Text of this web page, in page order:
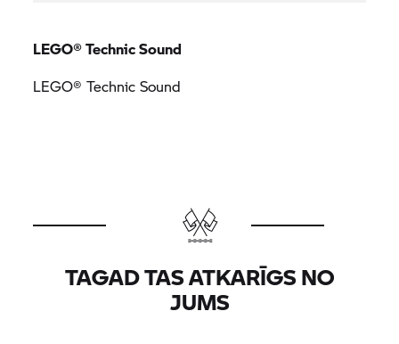
LEGO® Technic Sound
LEGO® Technic Sound
TAGAD TAS ATKARĪGS NO
JUMS